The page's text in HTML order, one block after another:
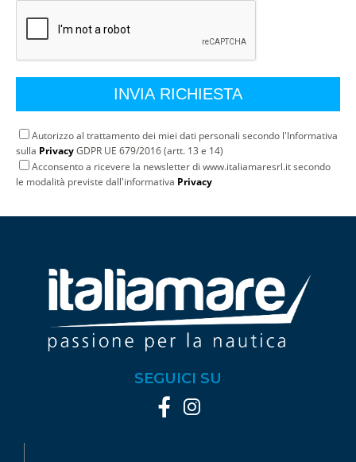
Autorizzo al trattamento dei miei dati personali secondo l'Informativa
sulla PrivacyGDPR UE 679/2016 (artt. 13 e 14)
Acconsento a ricevere la newsletter di www.italiamaresrl.it secondo
le modalità previste dall'informativa Privacy
SEGUICI SU